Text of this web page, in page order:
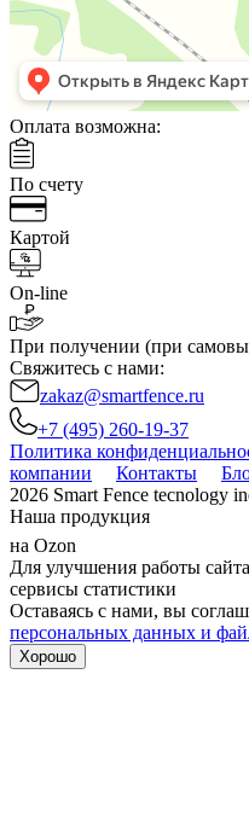
Оплата возможна:
По счету
Картой
On-line
При получении (при
Свяжитесь с нами:
zakaz@smartfence.ru
+7 (495) 260-19-37
Политика
компании
Контакты
2026 Smart Fence tecnology
Наша продукция
на Ozon
Для улучшения работы
сервисы статистики
Оставаясь с нами, вы
персональных данных и
Хорошо